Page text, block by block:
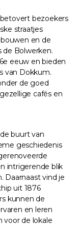
bezoekers
straatjes
en de
de Bolwerken.
eeuw en bieden
van Dokkum.
de goed
cafés en
buurt van
geschiedenis
intrigerende blik
Daarnaast vind je
uit 1876
kunnen de
en leren
voor de lokale